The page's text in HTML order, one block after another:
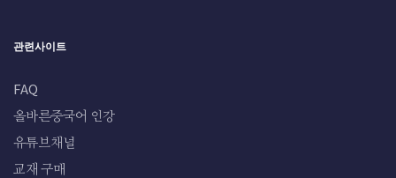
관련사이트
FAQ
올바른중국어 인강
유튜브채널
교재 구매